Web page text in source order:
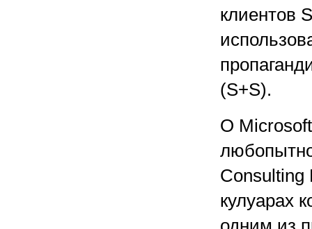
клиентов
(S+S).
О
кулуарах